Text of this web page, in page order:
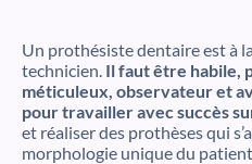
Un prothésiste dentaire est à
technicien. Il faut être habile,
méticuleux, observateur et
pour travailler avec succès
et réaliser des prothèses qui
morphologie unique du